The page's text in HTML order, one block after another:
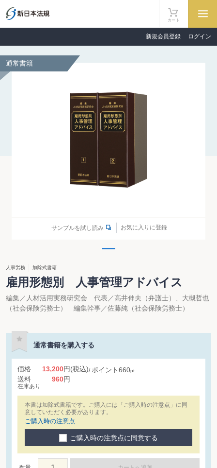
新規会員登録 ログイン
カート
通常書籍
サンプルを試し読み お気に入りに登録
人事労務 加除式書籍
雇用形態別 人事管理アドバイス
編集／人材活用実務研究会 代表／高井伸夫（弁護士）、大槻哲也
（社会保険労務士） 編集幹事／佐藤純（社会保険労務士）
通常書籍を購入する
価格 13,200円(税込) ポイント660pt
送料 960円
在庫あり
本書は加除式書籍です。ご購入には「ご購入時の注意点」に同
意していただく必要があります。
ご購入時の注意点
ご購入時の注意点に同意する